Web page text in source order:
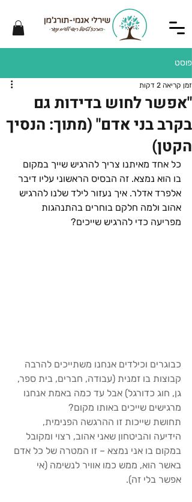
פוסט
"אפשר לחוש בדידות גם
בקרב בני אדם" (מתוך: הנסיך
הקטן)
זמן קריאה 2 דקות
כל אחד מאיתנו צריך להרגיש שייך במקום
בו הוא נמצא. זה הבסיס הראשוני עליו דיבר
אלפרד אדלר. איך נעזור לילד שלנו להרגיש
אהוב ולמה חלקם בוחרים בהתנהגות
מפריעה כדי להרגיש שייכים?
כבוגרים וכילדים אנחנו משתייכים להרבה
קבוצות בו זמנית (עבודה, חברים, בית ספר,
גן, חוג כדורגל) אבל עד כמה באמת אנחנו
מרגישים שייכים באותו מקום?
תחושת שייכות זו ההרגשה הפנימית,
הידיעה והביטחון שאני אהוב, רצוי ומקובל
במקום בו אני נמצא – זו המטרה של כל אדם
באשר הוא, ממש כמו אוויר לנשימה (אי
אפשר בלי זה).